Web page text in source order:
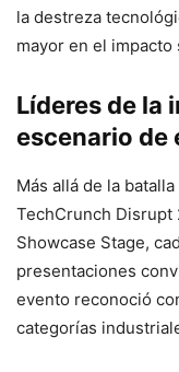
la destreza
mayor en el
Líderes de la
escenario de
Más allá de la
TechCrunch Disrupt
Showcase Stage,
presentaciones
evento reconoció
categorías